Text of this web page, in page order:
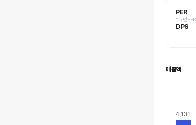
PER
* 5년PER
DPS
매출액
4,131
4,131